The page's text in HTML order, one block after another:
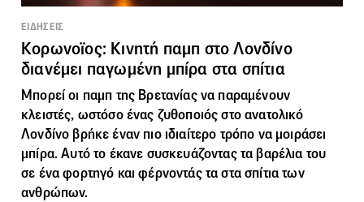
ΕΙΔΗΣΕΙΣ
Κορωνοϊος: Κινητή παμπ στο Λονδίνο
διανέμει παγωμένη μπίρα στα σπίτια
Μπορεί οι παμπ της Βρετανίας να παραμένουν
κλειστές, ωστόσο ένας ζυθοποιός στο ανατολικό
Λονδίνο βρήκε έναν πιο ιδιαίτερο τρόπο να μοιράσει
μπίρα. Αυτό το έκανε συσκευάζοντας τα βαρέλια του
σε ένα φορτηγό και φέρνοντάς τα στα σπίτια των
ανθρώπων.